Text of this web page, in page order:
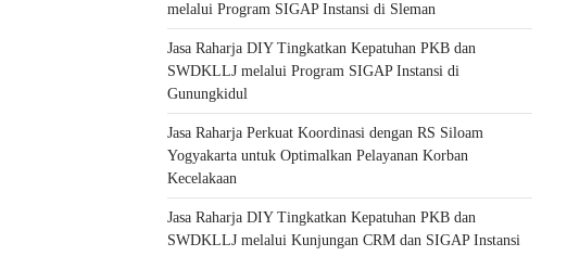
melalui Program SIGAP Instansi di Sleman
Jasa Raharja DIY Tingkatkan Kepatuhan PKB dan
SWDKLLJ melalui Program SIGAP Instansi di
Gunungkidul
Jasa Raharja Perkuat Koordinasi dengan RS Siloam
Yogyakarta untuk Optimalkan Pelayanan Korban
Kecelakaan
Jasa Raharja DIY Tingkatkan Kepatuhan PKB dan
SWDKLLJ melalui Kunjungan CRM dan SIGAP Instansi